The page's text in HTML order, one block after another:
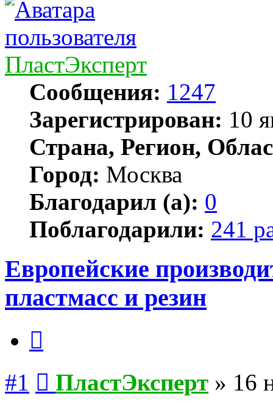
ПластЭксперт
Сообщения: 1247
Зарегистрирован: 10
Страна, Регион,
Город: Москва
Благодарил (а): 0
Поблагодарили: 241
Европейские
пластмасс и резин
#1 ПластЭксперт » 16